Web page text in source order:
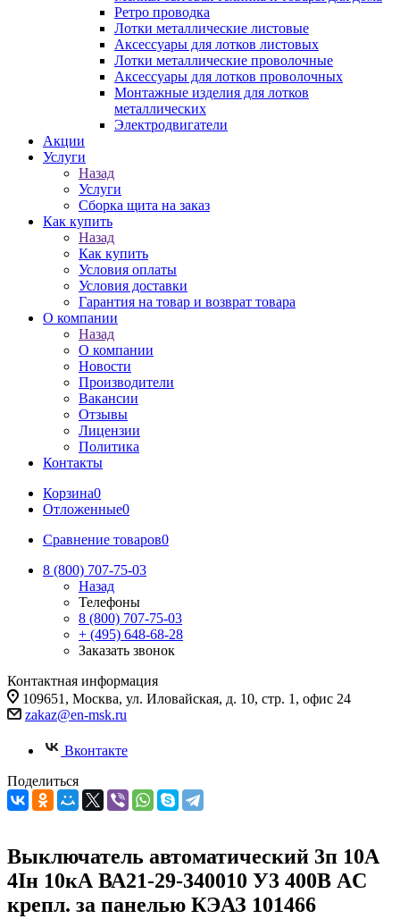
Ретро проводка
Лотки металлические листовые
Аксессуары для лотков листовых
Лотки металлические проволочные
Аксессуары для лотков проволочных
Монтажные изделия для лотков
металлических
Электродвигатели
Акции
Услуги
Назад
Услуги
Сборка щита на заказ
Как купить
Назад
Как купить
Условия оплаты
Условия доставки
Гарантия на товар и возврат товара
О компании
Назад
О компании
Новости
Производители
Вакансии
Отзывы
Лицензии
Политика
Контакты
Корзина0
Отложенные0
Сравнение товаров0
8 (800) 707-75-03
Назад
Телефоны
8 (800) 707-75-03
+ (495) 648-68-28
Заказать звонок
Контактная информация
109651, Москва, ул. Иловайская, д. 10, стр. 1, офис 24
zakaz@en-msk.ru
Вконтакте
Поделиться
Выключатель автоматический 3п 10А
4Iн 10кА ВА21-29-340010 У3 400В AC
крепл. за панелью КЭАЗ 101466